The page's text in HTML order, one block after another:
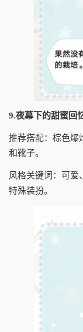
9.夜幕下的甜蜜回
推荐搭配：棕色爆
和靴子。
风格关键词：可爱
特殊装扮。